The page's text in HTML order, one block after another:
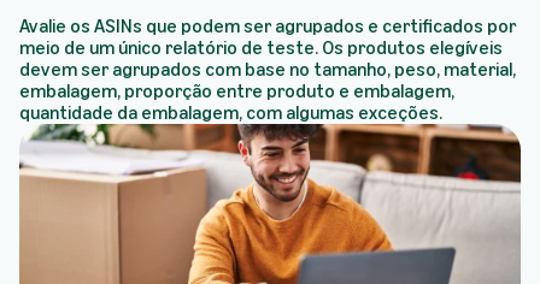
Avalie os ASINs que podem ser agrupados e certificados por
meio de um único relatório de teste. Os produtos elegíveis
devem ser agrupados com base no tamanho, peso, material,
embalagem, proporção entre produto e embalagem,
quantidade da embalagem, com algumas exceções.